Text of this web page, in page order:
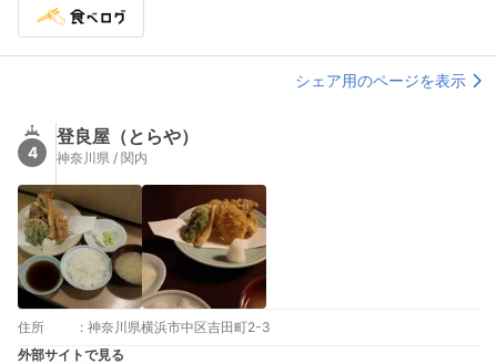
シェア用のページを表示
4
登良屋（とらや）
神奈川県 / 関内
住所 : 神奈川県横浜市中区吉田町2-3
外部サイトで見る